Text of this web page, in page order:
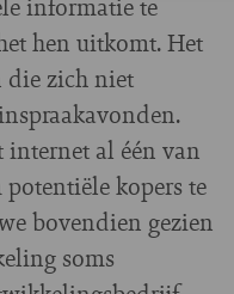
hen uitkomt. Het
die zich niet
al één van
kopers te
bovendien gezien
soms